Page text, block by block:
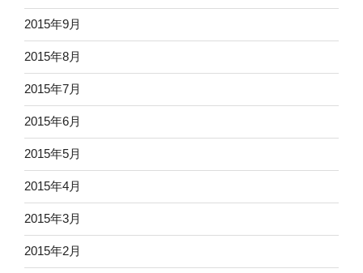
2015年9月
2015年8月
2015年7月
2015年6月
2015年5月
2015年4月
2015年3月
2015年2月